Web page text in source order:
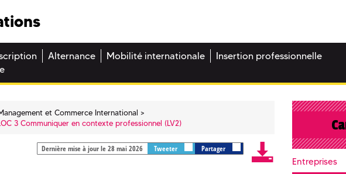
Alternance Mobilité internationale
Insertion professionnelle
et Commerce International
3 Communiquer en contexte professionnel (LV2)
Dernière mise à jour le 28 mai 2026 Tweeter Partager
Entreprises